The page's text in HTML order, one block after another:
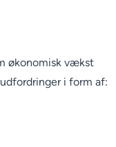
økonomisk vækst
i form af: